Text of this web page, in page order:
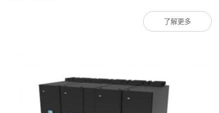
了解更多